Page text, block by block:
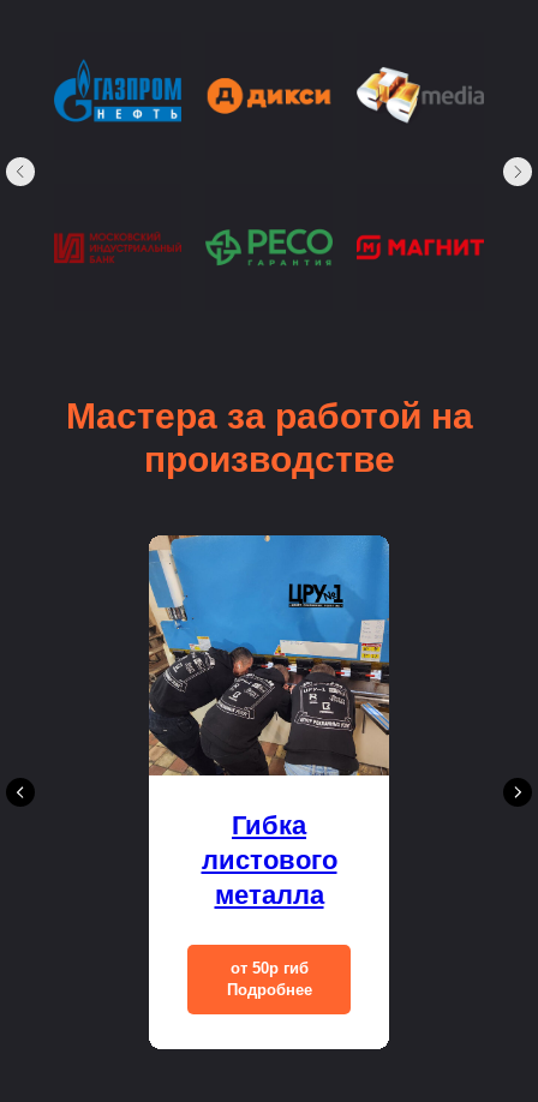
Мастера за работой на
производстве
Гибка
листового
металла
от 50р гиб
Подробнее